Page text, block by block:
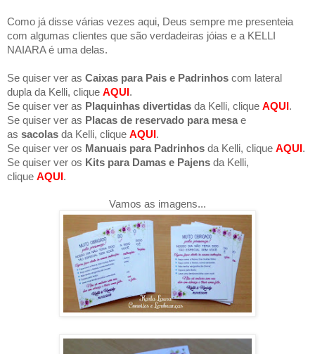
Como já disse várias vezes aqui, Deus sempre me presenteia
com algumas clientes que são verdadeiras jóias e a KELLI
NAIARA é uma delas.
Se quiser ver as Caixas para Pais e Padrinhos com lateral
dupla da Kelli, clique AQUI.
Se quiser ver as Plaquinhas divertidas da Kelli, clique AQUI.
Se quiser ver as Placas de reservado para mesa e
as sacolas da Kelli, clique AQUI.
Se quiser ver os Manuais para Padrinhos da Kelli, clique AQUI.
Se quiser ver os Kits para Damas e Pajens da Kelli,
clique AQUI.
Vamos as imagens...